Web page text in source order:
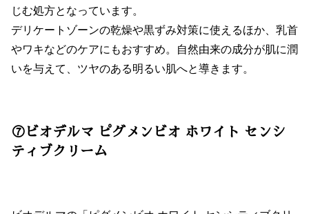
じむ処方となっています。
デリケートゾーンの乾燥や黒ずみ対策に使えるほか、乳首
やワキなどのケアにもおすすめ。自然由来の成分が肌に潤
いを与えて、ツヤのある明るい肌へと導きます。
⑦ビオデルマ ピグメンビオ ホワイト センシ
ティブクリーム